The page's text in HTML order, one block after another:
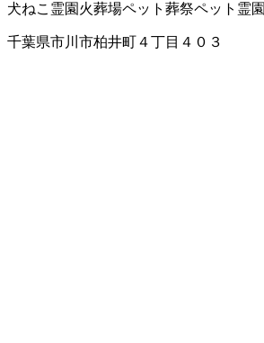
犬ねこ霊園 火葬場ペット葬祭ペット霊園
千葉県市川市柏井町４丁目４０３